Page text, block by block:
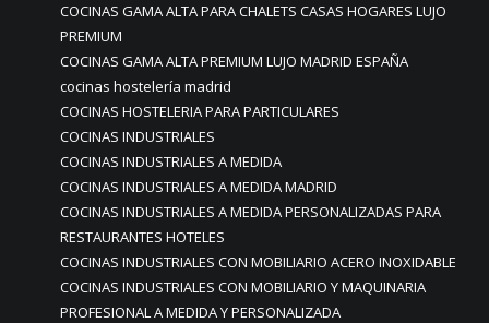
COCINAS GAMA ALTA PARA CHALETS CASAS HOGARES LUJO
PREMIUM
COCINAS GAMA ALTA PREMIUM LUJO MADRID ESPAÑA
cocinas hostelería madrid
COCINAS HOSTELERIA PARA PARTICULARES
COCINAS INDUSTRIALES
COCINAS INDUSTRIALES A MEDIDA
COCINAS INDUSTRIALES A MEDIDA MADRID
COCINAS INDUSTRIALES A MEDIDA PERSONALIZADAS PARA
RESTAURANTES HOTELES
COCINAS INDUSTRIALES CON MOBILIARIO ACERO INOXIDABLE
COCINAS INDUSTRIALES CON MOBILIARIO Y MAQUINARIA
PROFESIONAL A MEDIDA Y PERSONALIZADA